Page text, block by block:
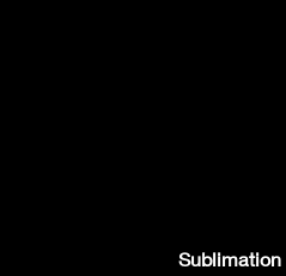
Sublimation